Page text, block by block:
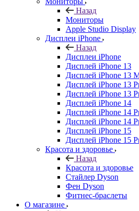
Назад
Мониторы
Apple Studio Display
Дисплеи iPhone
Назад
Дисплеи iPhone
Дисплей iPhone 13
Дисплей iPhone 13
Дисплей iPhone 13
Дисплей iPhone 13
Дисплей iPhone 14
Дисплей iPhone 14
Дисплей iPhone 14
Дисплей iPhone 15
Дисплей iPhone 15
Красота и здоровье
Назад
Красота и здоровье
Стайлер Dyson
Фен Dyson
Фитнес-браслеты
О магазине